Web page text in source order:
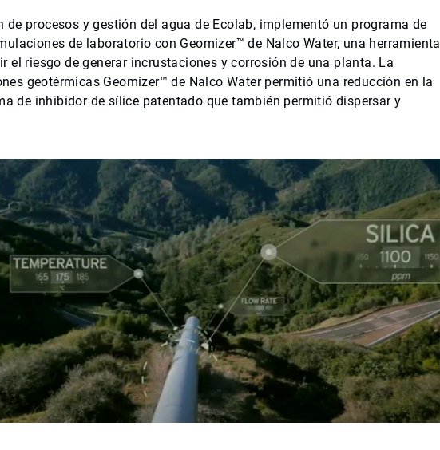
de procesos y gestión del agua de Ecolab, implementó un programa de
de laboratorio con Geomizer™ de Nalco Water, una herramienta
el riesgo de generar incrustaciones y corrosión de una planta. La
geotérmicas Geomizer™ de Nalco Water permitió una reducción en la
de inhibidor de sílice patentado que también permitió dispersar y